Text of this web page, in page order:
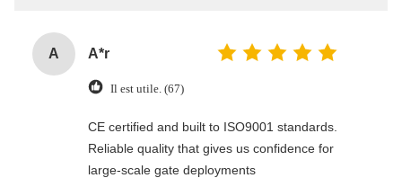
A A*r
Il est utile. (67)
CE certified and built to ISO9001 standards.
Reliable quality that gives us confidence for
large-scale gate deployments